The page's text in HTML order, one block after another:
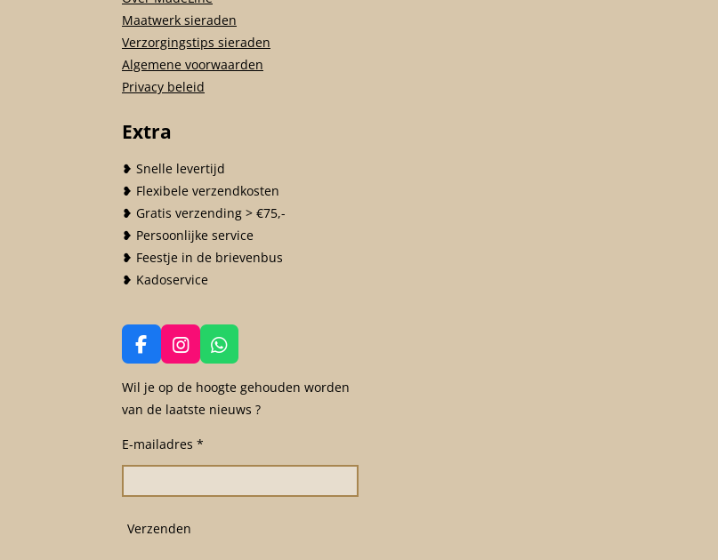
Maatwerk sieraden
Verzorgingstips sieraden
Algemene voorwaarden
Privacy beleid
Extra
❥ Snelle levertijd
❥ Flexibele verzendkosten
❥ Gratis verzending > €75,-
❥ Persoonlijke service
❥ Feestje in de brievenbus
❥ Kadoservice
F
a
c
e
o
o
I
n
s
t
g
r
m
W
h
a
t
p
Wil je op de hoogte gehouden worden
van de laatste nieuws ?
E-mailadres *
Verzenden